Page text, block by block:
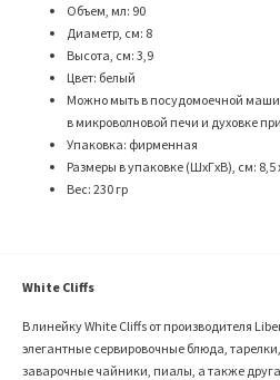
Объем, мл: 90
Диаметр, см: 8
Высота, см: 3,9
Цвет: белый
Можно мыть в посудомоечной
в микроволновой печи и духовке
Упаковка: фирменная
Размеры в упаковке (ШхГхВ), см: 8,5
Вес: 230 гр
White Cliffs
В линейку White Cliffs от производителя
элегантные сервировочные блюда,
заварочные чайники, пиалы, а также